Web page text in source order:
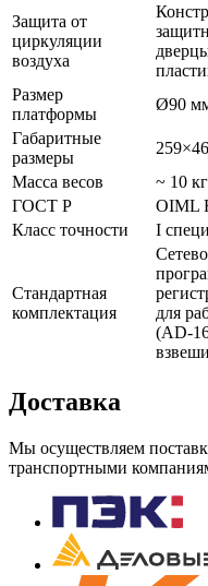
Защита от
циркуляции
воздуха
Размер
платформы
Ø90
Габаритные
размеры
Масса весов
~ 10 кг
ГОСТ Р
OIML
Класс точности
I
Стандартная
комплектация
для
(AD-
Доставка
Мы осуществляем
транспортными